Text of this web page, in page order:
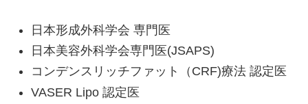
- 症例モニター制度
日本形成外科学会 専門医
日本美容外科学会専門医(JSAPS)
コンデンスリッチファット（CRF)療法 認定医
VASER Lipo 認定医